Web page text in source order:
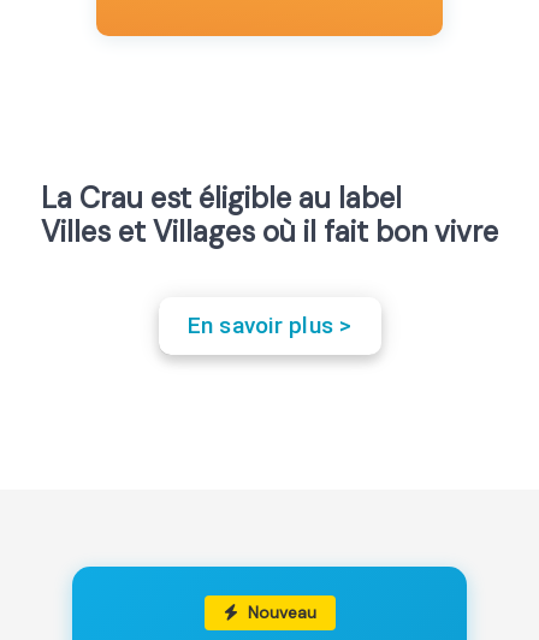
La Crau est éligible au label
Villes et Villages où il fait bon vivre
En savoir plus >
Nouveau